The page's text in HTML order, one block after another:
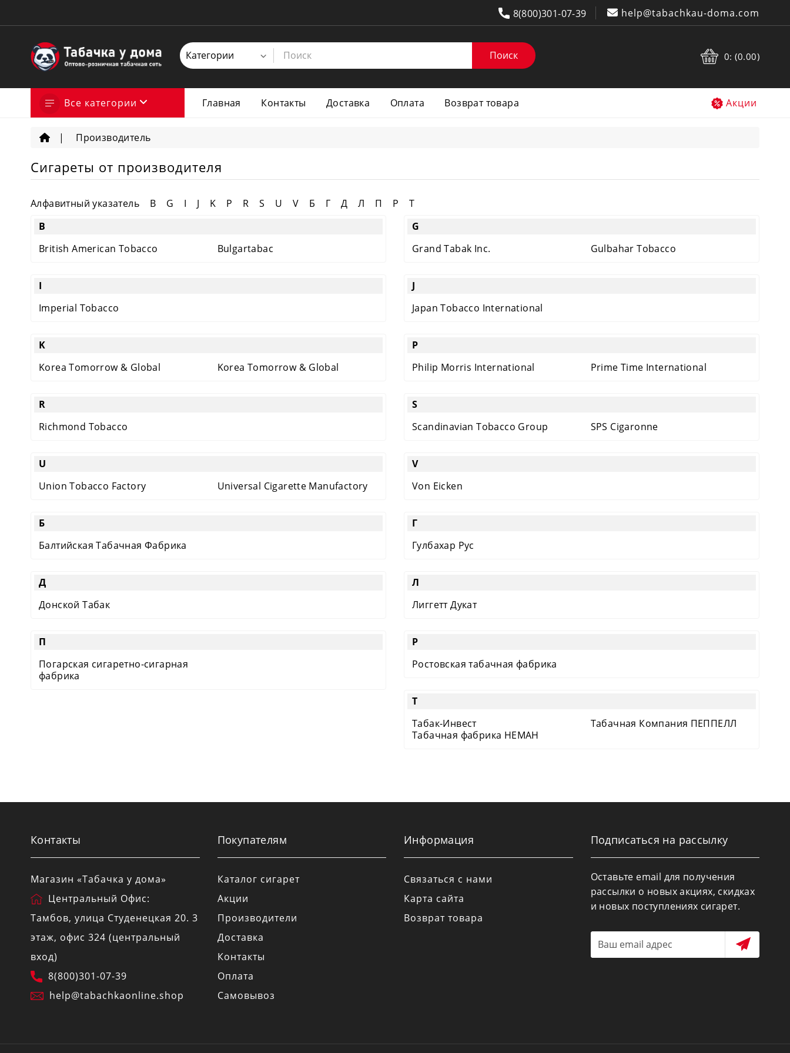
8(800)301-07-39 help@tabachkau-doma.com
Поиск 0: (0.00)
Все категории Главная Контакты Доставка Оплата Возврат товара Акции
Производитель
Сигареты от производителя
Алфавитный указатель B G I J K P R S U V Б Г Д Л П Р
Т
B
British American Tobacco
Bulgartabac
G
Grand Tabak Inc.
Gulbahar Tobacco
I
Imperial Tobacco
J
Japan Tobacco International
K
Korea Tomorrow & Global
Korea Tomorrow & Global
P
Philip Morris International
Prime Time International
R
Richmond Tobacco
S
Scandinavian Tobacco Group
SPS Cigaronne
U
Union Tobacco Factory
Universal Cigarette Manufactory
V
Von Eicken
Б
Балтийская Табачная Фабрика
Г
Гулбахар Рус
Д
Донской Табак
Л
Лиггетт Дукат
П
Погарская сигаретно-сигарная
фабрика
Р
Ростовская табачная фабрика
Т
Табак-Инвест
Табачная Компания ПЕППЕЛЛ
Табачная фабрика НЕМАН
Контакты
Магазин «Табачка у дома»
Центральный Офис:
Тамбов, улица Студенецкая 20. 3
этаж, офис 324 (центральный
вход)
8(800)301-07-39
help@tabachkaonline.shop
Покупателям
Каталог сигарет
Акции
Производители
Доставка
Контакты
Оплата
Самовывоз
Информация
Связаться с нами
Карта сайта
Возврат товара
Подписаться на рассылку
Оставьте email для получения
рассылки о новых акциях, скидках
и новых поступлениях сигарет.